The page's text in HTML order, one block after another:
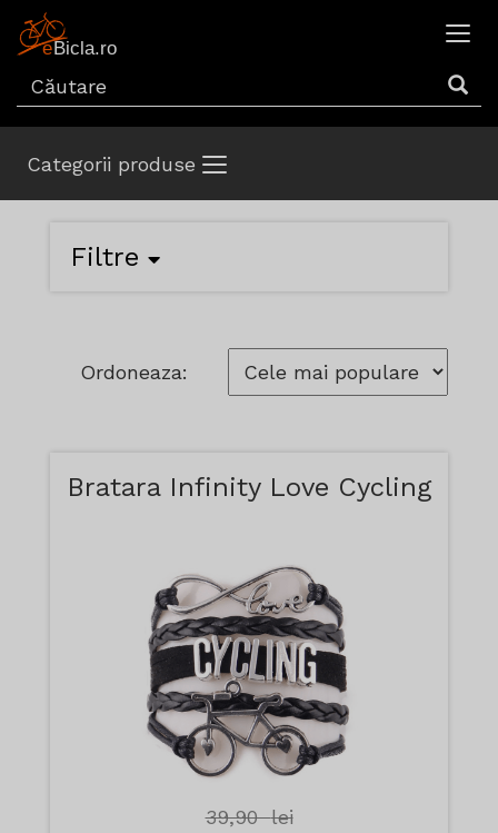
Categorii produse
Filtre
Ordoneaza:
Bratara Infinity Love Cycling
39,90lei